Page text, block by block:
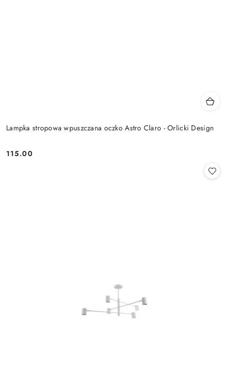
Lampka stropowa wpuszczana oczko Astro Claro - Orlicki Design
Cena:
115.00